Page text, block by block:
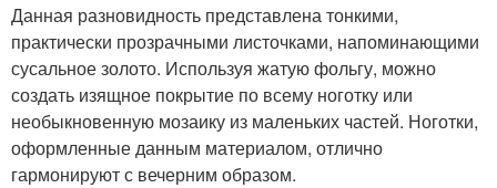
Данная разновидность представлена тонкими,
практически прозрачными листочками, напоминающими
сусальное золото. Используя жатую фольгу, можно
создать изящное покрытие по всему ноготку или
необыкновенную мозаику из маленьких частей. Ноготки,
оформленные данным материалом, отлично
гармонируют с вечерним образом.